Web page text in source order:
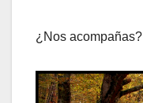
¿Nos acompañas?